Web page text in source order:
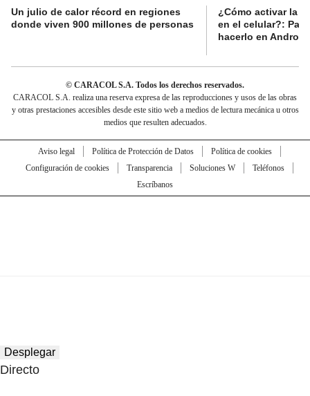
Un julio de calor récord en regiones
donde viven 900 millones de personas
¿Cómo activar la
en el celular?:
hacerlo en
© CARACOL S.A. Todos los derechos reservados.
CARACOL S.A. realiza una reserva expresa de las reproducciones y usos de las obras
y otras prestaciones accesibles desde este sitio web a medios de lectura mecánica u otros
medios que resulten adecuados.
Aviso legal Política de Protección de Datos
Política de cookies
Configuración de cookies
Transparencia Soluciones W
Teléfonos
Escríbanos
Desplegar
Directo